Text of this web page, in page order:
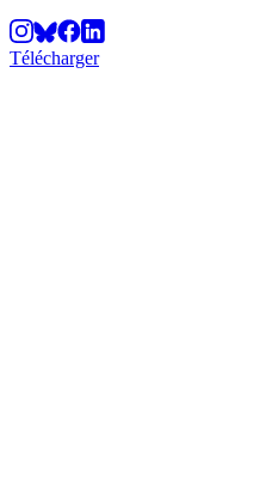
Télécharger